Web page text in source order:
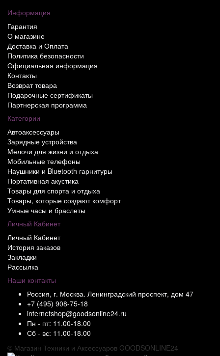
Информация
Гарантия
О магазине
Доставка и Оплата
Политика безопасности
Официальная информация
Контакты
Возврат товара
Подарочные сертификаты
Партнерская программа
Категории
Автоаксессуары
Зарядные устройства
Мелочи для жизни и отдыха
Мобильные телефоны
Наушники и Bluetooth гарнитуры
Портативная акустика
Товары для спорта и отдыха
Товары, которые создают комфорт
Умные часы и браслеты
Личный Кабинет
Личный Кабинет
История заказов
Закладки
Рассылка
Наши контакты
Россия, г. Москва. Ленинградский проспект, дом 47
+7 (495) 908-75-18
internetshop@goodsonline24.ru
Пн - пт: 11.00-18.00
Сб - вс: 11.00-18.00
© Магазин Техники и Аксессуаров GOODSONLINE24